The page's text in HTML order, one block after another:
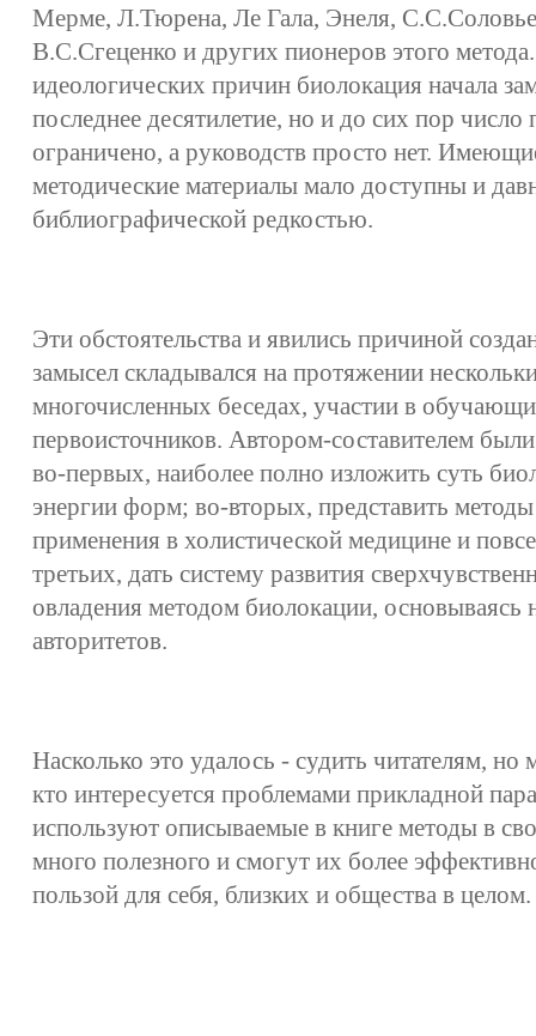
Мерме, Л.Тюрена, Ле Гала, Энеля,
В.С.Сгеценко и других пионеров этого
идеологических причин биолокация начала
последнее десятилетие, но и до сих пор число
ограничено, а руководств просто нет.
методические материалы мало доступны и
библиографической редкостью.
Эти обстоятельства и явились причиной
замысел складывался на протяжении
многочисленных беседах, участии в
первоисточников. Автором-составителем
во-первых, наиболее полно изложить суть
энергии форм; во-вторых, представить
применения в холистической медицине и
третьих, дать систему развития
овладения методом биолокации, основываясь
авторитетов.
Насколько это удалось - судить читателям, но
кто интересуется проблемами прикладной
используют описываемые в книге методы в
много полезного и смогут их более
пользой для себя, близких и общества в целом.